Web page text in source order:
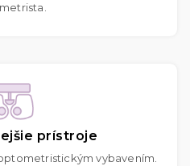
prístroje
vybavením.